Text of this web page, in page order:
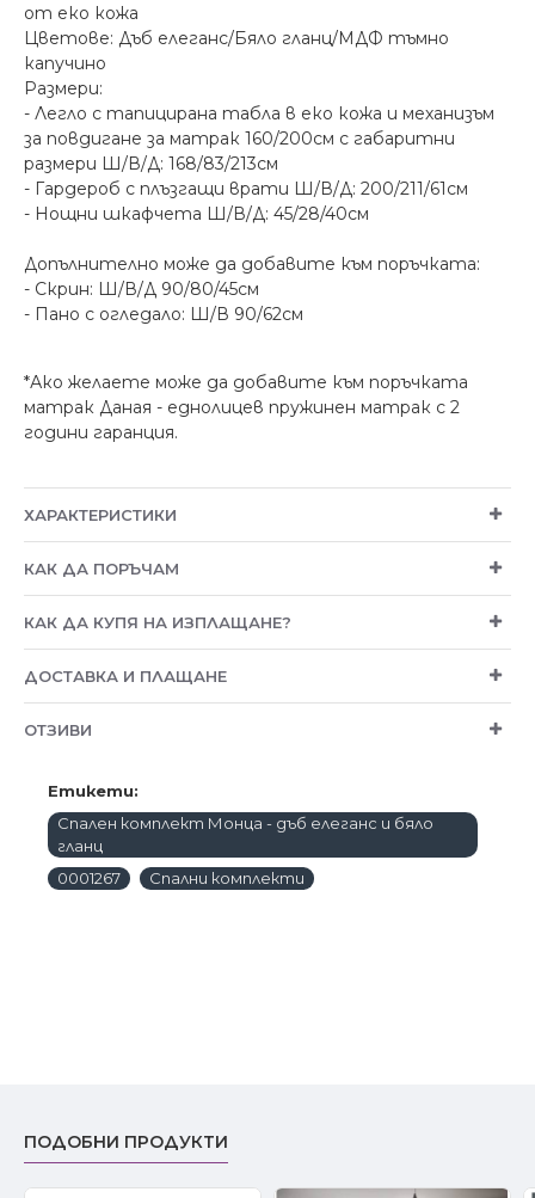
от еко кожа
Цветове: Дъб елеганс/Бяло гланц/МДФ тъмно
капучино
Размери:
- Легло с тапицирана табла в еко кожа и механизъм
за повдигане за матрак 160/200см с габаритни
размери Ш/В/Д: 168/83/213см
- Гардероб с плъзгащи врати Ш/В/Д: 200/211/61см
- Нощни шкафчета Ш/В/Д: 45/28/40см
Допълнително може да добавите към поръчката:
- Скрин: Ш/В/Д 90/80/45см
- Пано с огледало: Ш/В 90/62см
*Ако желаете може да добавите към поръчката
матрак Даная - еднолицев пружинен матрак с 2
години гаранция.
ХАРАКТЕРИСТИКИ
КАК ДА ПОРЪЧАМ
КАК ДА КУПЯ НА ИЗПЛАЩАНЕ?
ДОСТАВКА И ПЛАЩАНЕ
ОТЗИВИ
Етикети:
Спален комплект Монца - дъб елеганс и бяло
гланц
0001267
Спални комплекти
ПОДОБНИ ПРОДУКТИ